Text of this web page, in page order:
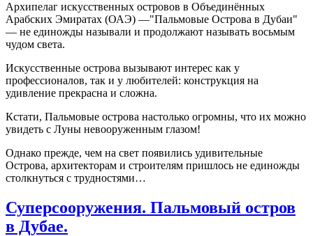
Архипелаг искусственных островов в Объединённых
Арабских Эмиратах (ОАЭ) —"Пальмовые Острова в Дубаи"
— не единожды называли и продолжают называть восьмым
чудом света.
Искусственные острова вызывают интерес как у
профессионалов, так и у любителей: конструкция на
удивление прекрасна и сложна.
Кстати, Пальмовые острова настолько огромны, что их можно
увидеть с Луны невооруженным глазом!
Однако прежде, чем на свет появились удивительные
Острова, архитекторам и строителям пришлось не единожды
столкнуться с трудностями…
Суперсооружения. Пальмовый остров
в Дубае.